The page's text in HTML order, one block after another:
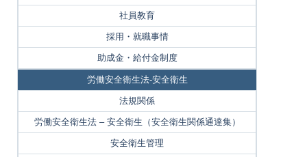
社員教育
採用・就職事情
助成金・給付金制度
労働安全衛生法-安全衛生
法規関係
労働安全衛生法 – 安全衛生（安全衛生関係通達集）
安全衛生管理